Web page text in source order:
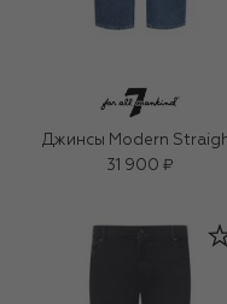
Джинсы Modern
31 900 ₽